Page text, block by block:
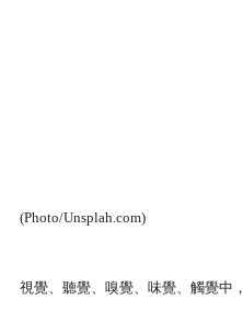
(Photo/Unsplah.com)
視覺、聽覺、嗅覺、味覺、觸覺中，